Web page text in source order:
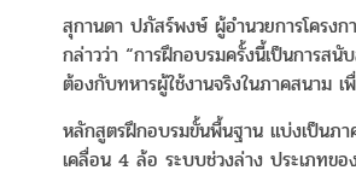
สุกานดา ปภัสร์พงษ์ ผู้อำนวยการโคร
กล่าวว่า “การฝึกอบรมครั้งนี้เป็นการส
ต้องกับทหารผู้ใช้งานจริงในภาคสนาม เ
หลักสูตรฝึกอบรมขั้นพื้นฐาน แบ่งเป็นภ
เคลื่อน 4 ล้อ ระบบช่วงล่าง ประเภทข